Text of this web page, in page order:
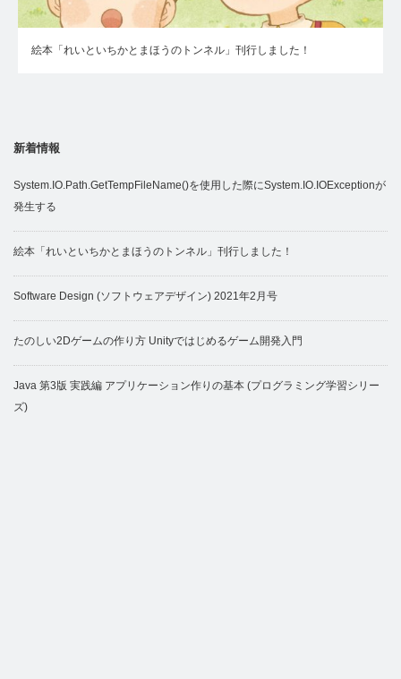
絵本「れいといちかとまほうのトンネル」刊行しました！
新着情報
System.IO.Path.GetTempFileName()を使用した際にSystem.IO.IOExceptionが
発生する
絵本「れいといちかとまほうのトンネル」刊行しました！
Software Design (ソフトウェアデザイン) 2021年2月号
たのしい2Dゲームの作り方 Unityではじめるゲーム開発入門
Java 第3版 実践編 アプリケーション作りの基本 (プログラミング学習シリー
ズ)